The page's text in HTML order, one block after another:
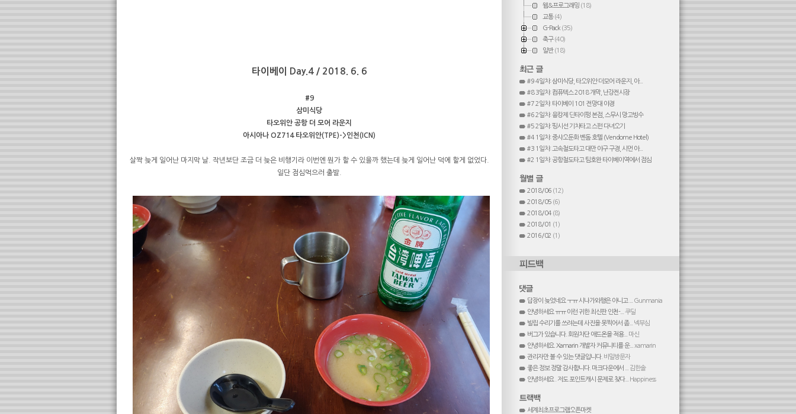
타이베이 Day.4 / 2018. 6. 6
#9
삼미식당
타오위안 공항 더 모어 라운지
아시아나 OZ714 타오위안(TPE)->인천(ICN)
살짝 늦게 일어난 마지막 날. 작년보단 조금 더 늦은 비행기라 이번엔 뭔가 할 수 있을까 했는데 늦게 일어난 덕에 할게 없었다.
일단 점심먹으러 출발.
웹&프로그래밍 (18)
교통(4)
G-Pack (35)
축구(40)
일반(18)
#9 4일차: 삼미식당, 타오위안 더모어 라운지, 아...
#8 3일차: 컴퓨텍스 2018 개막, 난강전시장
#7 2일차: 타이베이 101 전망대 야경
#6 2일차: 융캉제 딘타이펑 본점, 스무시 망고빙수
#5 2일차: 핑시선 기차타고 스펀 다녀오기
#4 1일차: 중샤오둔화 벤돔 호텔 (Vendome Hotel)
#3 1일차: 고속철도타고 대만 야구 구경, 시먼 아...
#2 1일차: 공항철도타고 팀호완 타이베이역에서 점심
2018/06 (12)
2018/05 (6)
2018/04 (8)
2018/01 (1)
2016/02 (1)
답장이 늦었네요 ㅜㅠ 시나가와행은 아니고 ...
Gunmania
안녕하세요 ㅠㅠ 이런 귀한 최신판 인천-...
쿠딜
빌립 수리기를 쓰려는데 사진을 못찍어서 좀...
넥부심
버그가 있습니다. 회원차단 애드온을 적용...
마신
안녕하세요. Xamarin 개발자 커뮤니티를 운...
xamarin
관리자만 볼 수 있는 댓글입니다. 비밀방문자
좋은 정보 정말 감사합니다. 마크다운에서 ...
김한솔
안녕하세요 . 저도 포인트캐시 문제로 찾다...
Happiness
세계최초프로그램오픈마켓